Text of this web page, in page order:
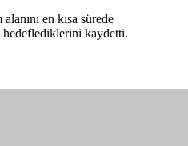
en kısa sürede
hedeflediklerini kaydetti.